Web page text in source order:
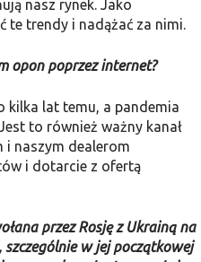
nasz rynek. Jako
te trendy i nadążać za nimi.
opon poprzez internet?
kilka lat temu, a pandemia
to również ważny kanał
i naszym dealerom
i dotarcie z ofertą
przez Rosję z Ukrainą na
w jej początkowej